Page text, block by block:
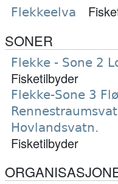
Flekkeelva
SONER
Flekke - Sone 2
Fisketilbyder
Flekke-Sone 3
Hovlandsvatn.
Fisketilbyder